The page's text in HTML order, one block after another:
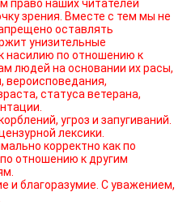
зрения. Вместе с тем мы не
оставлять
унизительные
насилию по отношению к
людей на основании их расы,
вероисповедания,
статуса ветерана,
угроз и запугиваний.
лексики.
корректно как по
отношению к другим
и благоразумие. С уважением,